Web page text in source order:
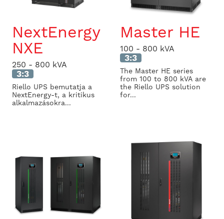
NextEnergy
NXE
250 - 800 kVA
3:3
Riello UPS bemutatja a
NextEnergy-t, a kritikus
alkalmazásokra...
Master HE
100 - 800 kVA
3:3
The Master HE series
from 100 to 800 kVA are
the Riello UPS solution
for...